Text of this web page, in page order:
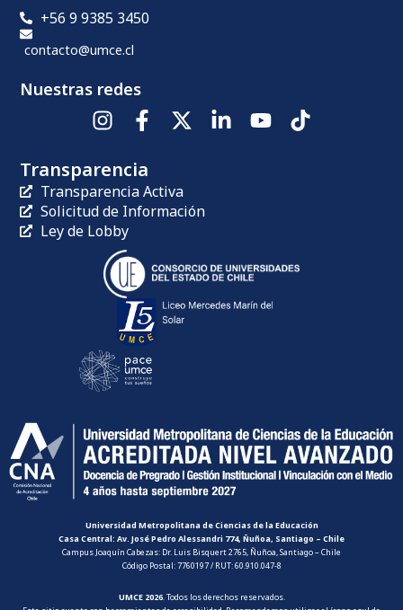
+56 9 9385 3450
contacto@umce.cl
Nuestras redes
Transparencia
Transparencia Activa
Solicitud de Información
Ley de Lobby
Universidad Metropolitana de Ciencias de la Educación
Casa Central: Av. José Pedro Alessandri 774, Ñuñoa, Santiago – Chile
Campus Joaquín Cabezas: Dr. Luis Bisquert 2765, Ñuñoa, Santiago – Chile
Código Postal: 7760197 / RUT: 60.910.047-8
UMCE 2026. Todos los derechos reservados.